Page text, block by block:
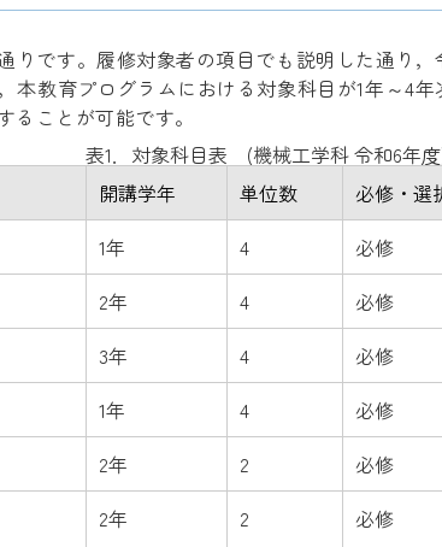
りです。履修対象者の項目でも説明した通り
本教育プログラムにおける対象科目が1年～4
ことが可能です。
表1．対象科目表 (機械工学科 令和6年
開講学年 単位数 必修・選
1年 4 必修
2年 4 必修
3年 4 必修
1年 4 必修
2年 2 必修
2年 2 必修